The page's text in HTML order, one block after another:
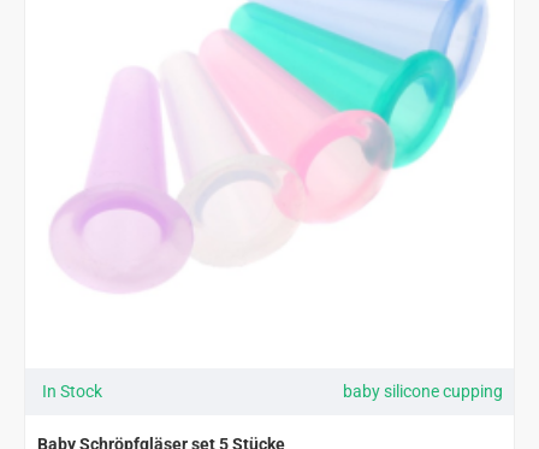
In Stock baby silicone cupping
Baby Schröpfgläser set 5 Stücke